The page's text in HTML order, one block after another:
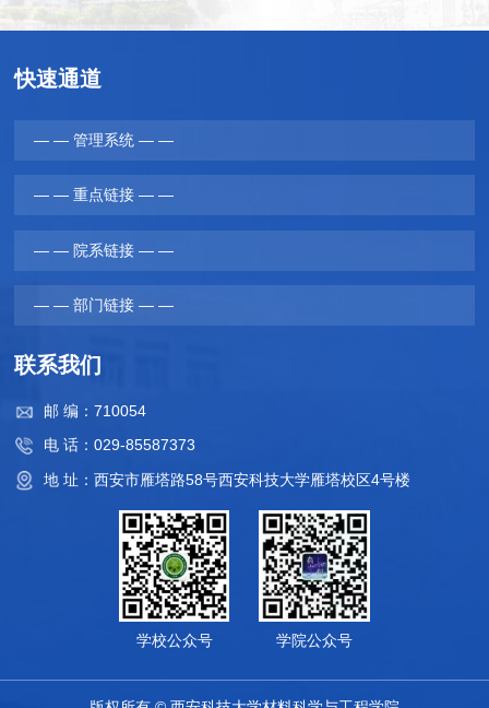
快速通道
— — 管理系统 — —
— — 重点链接 — —
— — 院系链接 — —
— — 部门链接 — —
联系我们
邮 编：710054
电 话：029-85587373
地 址：西安市雁塔路58号西安科技大学雁塔校区4号楼
学校公众号 学院公众号